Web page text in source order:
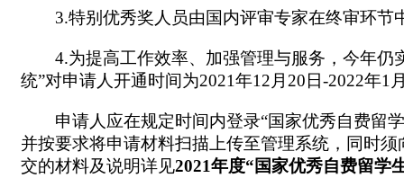
3.特别优秀奖人员由国内评审专家在终审环
4.为提高工作效率、加强管理与服务，今年仍
统”对申请人开通时间为2021年12月20日-2022年1
申请人应在规定时间内登录“国家优秀自费留
并按要求将申请材料扫描上传至管理系统，同时
交的材料及说明详见2021年度“国家优秀自费留学